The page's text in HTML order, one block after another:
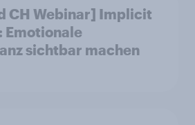
CH Webinar] Implicit
Emotionale
sichtbar machen